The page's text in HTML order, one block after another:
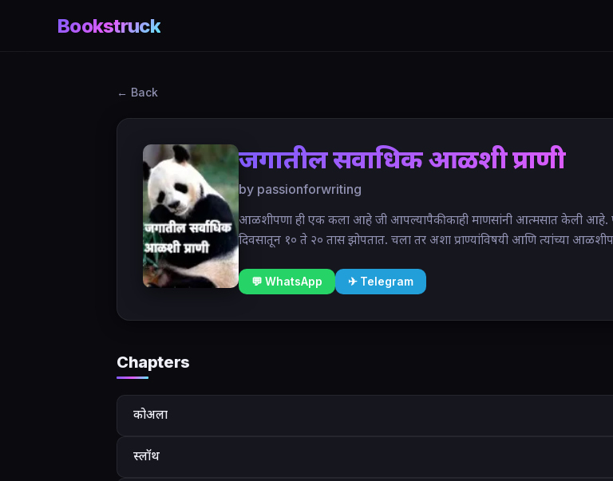
Bookstruck
← Back
जगातील सर्वाधिक आळशी प्राणी
by passionforwriting
आळशीपणा ही एक कला आहे जी आपल्यापैकी काही माणसांनी आत्मसात केली आहे.
दिवसातून १० ते २० तास झोपतात. चला तर अशा प्राण्यांविषयी आणि त्यांच्या
💬 WhatsApp ✈ Telegram
Chapters
कोअला
स्लॉथ